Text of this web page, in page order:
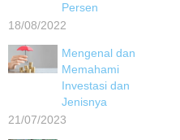
Persen
18/08/2022
Mengenal dan
Memahami
Investasi dan
Jenisnya
21/07/2023